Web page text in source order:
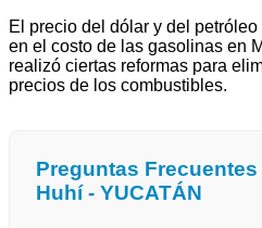
El precio del dólar y del
en el costo de las gasolinas en
realizó ciertas reformas para
precios de los combustibles.
Preguntas
Huhí - YUCATÁN